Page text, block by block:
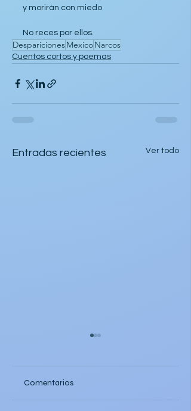
y morirán con miedo
No reces por ellos.
DesparicionesMexicoNarcos
Cuentos cortos y poemas
Entradas recientes Ver todo
Comentarios